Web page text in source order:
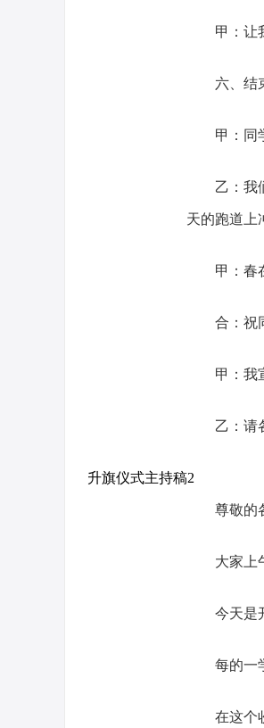
甲：让
六、结
甲：同
乙：我
天的跑道上
甲：春
合：祝
甲：我
乙：请
升旗仪式主持稿2
尊敬的
大家上
今天是
每的一
在这个